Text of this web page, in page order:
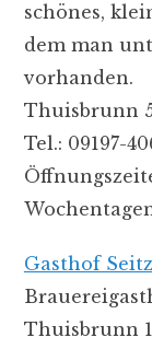
schönes,
dem man
vorhanden.
Thuisbrunn
Tel.: 09197-
Gasthof Seitz
Thuisbrunn